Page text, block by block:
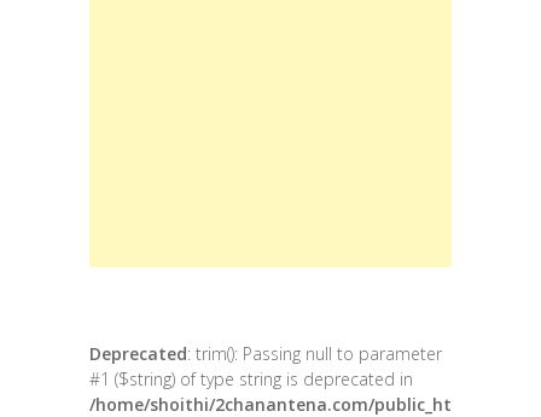
Deprecated: trim(): Passing null to parameter
#1 ($string) of type string is deprecated in
/home/shoithi/2chanantena.com/public_ht